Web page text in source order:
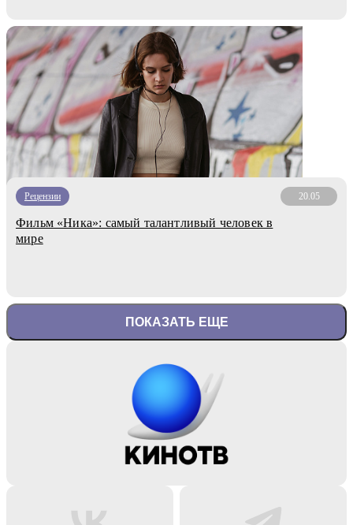
Рецензии 20.05
Фильм «Ника»: самый талантливый человек в
мире
ПОКАЗАТЬ ЕЩЕ